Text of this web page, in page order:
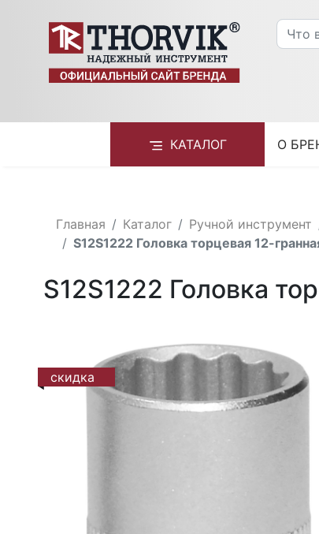
КАТАЛОГ О
Главная Каталог Ручной инструмент
S12S1222 Головка торцевая 12-
S12S1222 Головка
скидка